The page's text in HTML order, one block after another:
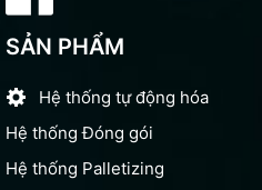
SẢN PHẨM
Hệ thống tự động hóa
Hệ thống Đóng gói
Hệ thống Palletizing